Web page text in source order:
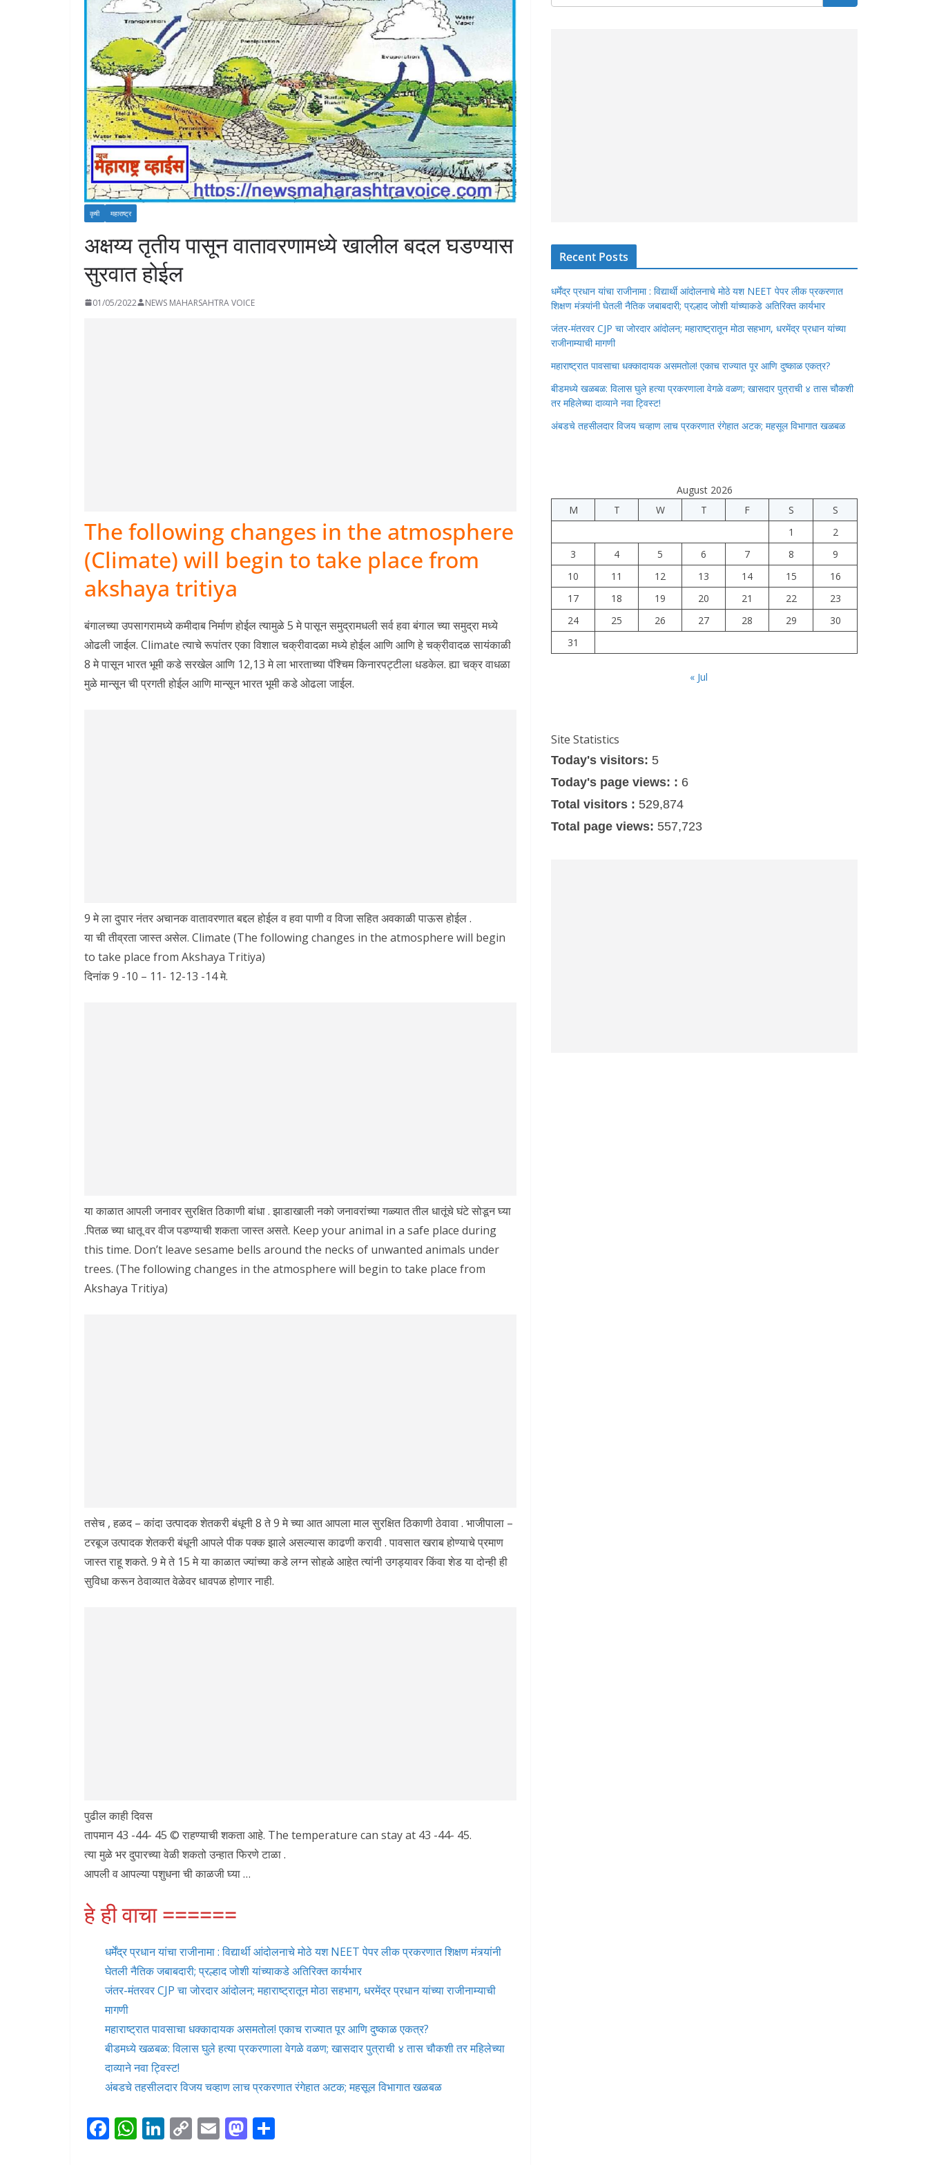
कृषी महाराष्ट्र
अक्षय्य तृतीय पासून वातावरणामध्ये खालील बदल घडण्यास
सुरवात होईल
01/05/2022 NEWS MAHARSAHTRA VOICE
The following changes in the atmosphere
(Climate) will begin to take place from
akshaya tritiya
बंगालच्या उपसागरामध्ये कमीदाब निर्माण होईल त्यामुळे 5 मे पासून समुद्रामधली सर्व हवा बंगाल च्या समुद्रा मध्ये
ओढली जाईल. Climate त्याचे रूपांतर एका विशाल चक्रीवादळा मध्ये होईल आणि आणि हे चक्रीवादळ सायंकाळी
8 मे पासून भारत भूमी कडे सरखेल आणि 12,13 मे ला भारताच्या पॅश्चिम किनारपट्टीला धडकेल. ह्या चक्र वाधळा
मुळे मान्सून ची प्रगती होईल आणि मान्सून भारत भूमी कडे ओढला जाईल.
9 मे ला दुपार नंतर अचानक वातावरणात बद्दल होईल व हवा पाणी व विजा सहित अवकाळी पाऊस होईल .
या ची तीव्रता जास्त असेल. Climate (The following changes in the atmosphere will begin
to take place from Akshaya Tritiya)
दिनांक 9 -10 – 11- 12-13 -14 मे.
या काळात आपली जनावर सुरक्षित ठिकाणी बांधा . झाडाखाली नको जनावरांच्या गळ्यात तील धातूंचे घंटे सोडून घ्या
.पितळ च्या धातू वर वीज पडण्याची शकता जास्त असते. Keep your animal in a safe place during
this time. Don’t leave sesame bells around the necks of unwanted animals under
trees. (The following changes in the atmosphere will begin to take place from
Akshaya Tritiya)
तसेच , हळद – कांदा उत्पादक शेतकरी बंधूनी 8 ते 9 मे च्या आत आपला माल सुरक्षित ठिकाणी ठेवावा . भाजीपाला –
टरबूज उत्पादक शेतकरी बंधूनी आपले पीक पक्क झाले असल्यास काढणी करावी . पावसात खराब होण्याचे प्रमाण
जास्त राहू शकते. 9 मे ते 15 मे या काळात ज्यांच्या कडे लग्न सोहळे आहेत त्यांनी उगड्यावर किंवा शेड या दोन्ही ही
सुविधा करून ठेवाव्यात वेळेवर धावपळ होणार नाही.
पुढील काही दिवस
तापमान 43 -44- 45 © राहण्याची शकता आहे. The temperature can stay at 43 -44- 45.
त्या मुळे भर दुपारच्या वेळी शकतो उन्हात फिरणे टाळा .
आपली व आपल्या पशुधना ची काळजी घ्या …
हे ही वाचा ======
धर्मेंद्र प्रधान यांचा राजीनामा : विद्यार्थी आंदोलनाचे मोठे यश NEET पेपर लीक प्रकरणात शिक्षण मंत्र्यांनी
घेतली नैतिक जबाबदारी; प्रल्हाद जोशी यांच्याकडे अतिरिक्त कार्यभार
जंतर-मंतरवर CJP चा जोरदार आंदोलन; महाराष्ट्रातून मोठा सहभाग, धरमेंद्र प्रधान यांच्या राजीनाम्याची
मागणी
महाराष्ट्रात पावसाचा धक्कादायक असमतोल! एकाच राज्यात पूर आणि दुष्काळ एकत्र?
बीडमध्ये खळबळ: विलास घुले हत्या प्रकरणाला वेगळे वळण; खासदार पुत्राची ४ तास चौकशी तर महिलेच्या
दाव्याने नवा ट्विस्ट!
अंबडचे तहसीलदार विजय चव्हाण लाच प्रकरणात रंगेहात अटक; महसूल विभागात खळबळ
F W Li C E M
Recent Posts
धर्मेंद्र प्रधान यांचा राजीनामा : विद्यार्थी आंदोलनाचे मोठे यश NEET पेपर लीक प्रकरणात
शिक्षण मंत्र्यांनी घेतली नैतिक जबाबदारी; प्रल्हाद जोशी यांच्याकडे अतिरिक्त कार्यभार
जंतर-मंतरवर CJP चा जोरदार आंदोलन; महाराष्ट्रातून मोठा सहभाग, धरमेंद्र प्रधान यांच्या
राजीनाम्याची मागणी
महाराष्ट्रात पावसाचा धक्कादायक असमतोल! एकाच राज्यात पूर आणि दुष्काळ एकत्र?
बीडमध्ये खळबळ: विलास घुले हत्या प्रकरणाला वेगळे वळण; खासदार पुत्राची ४ तास चौकशी
तर महिलेच्या दाव्याने नवा ट्विस्ट!
अंबडचे तहसीलदार विजय चव्हाण लाच प्रकरणात रंगेहात अटक; महसूल विभागात खळबळ
August 2026
M
T W T F S
S
1
2
3
4 5 6 7 8
9
10
11 12 13 14 15
16
17
18 19 20 21 22
23
24
25 26 27 28 29
30
31
« Jul
Site Statistics
Today's visitors: 5
Today's page views: : 6
Total visitors : 529,874
Total page views: 557,723